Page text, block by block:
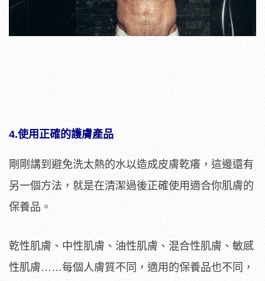
4.使用正確的護膚產品
剛剛講到避免洗太熱的水以造成皮膚乾癢，這邊還有
另一個方法，就是在清潔過後正確使用適合你肌膚的
保養品。
乾性肌膚、中性肌膚、油性肌膚、混合性肌膚、敏感
性肌膚……每個人膚質不同，適用的保養品也不同，